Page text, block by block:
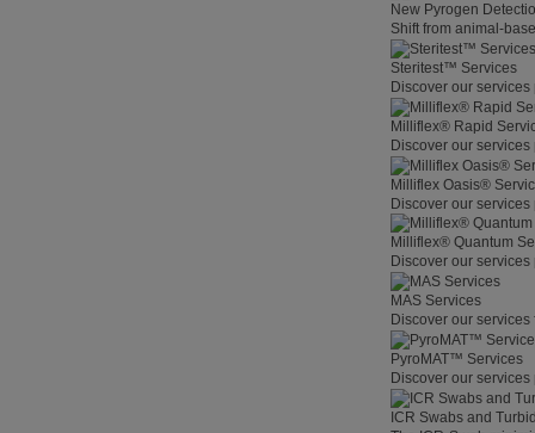
New Pyrogen
Shift from animal-
Steritest™ Services
Discover our
Milliflex® Rapid
Discover our
Milliflex Oasis®
Discover our
Milliflex® Quantum
Discover our
MAS Services
Discover our
PyroMAT™ Services
Discover our
ICR Swabs and